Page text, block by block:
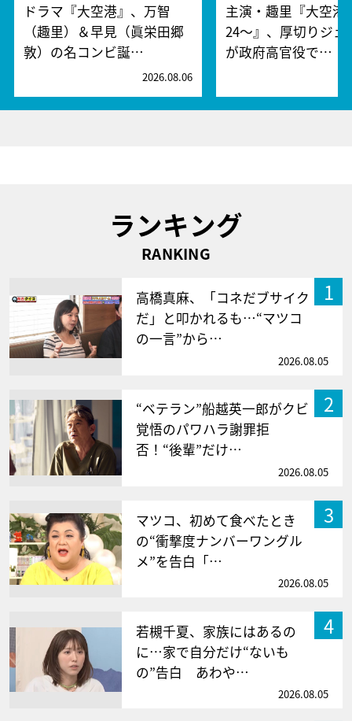
ドラマ『大空港』、万智
（趣里）＆早見（眞栄田郷
敦）の名コンビ誕…
2026.08.06
主演・趣里『大空港
24～』、厚切りジェ
が政府高官役で…
ランキング
RANKING
1
高橋真麻、「コネだブサイク
だ」と叩かれるも…“マツコ
の一言”から…
2026.08.05
2
“ベテラン”船越英一郎がクビ
覚悟のパワハラ謝罪拒
否！“後輩”だけ…
2026.08.05
3
マツコ、初めて食べたとき
の“衝撃度ナンバーワングル
メ”を告白「…
2026.08.05
4
若槻千夏、家族にはあるの
に…家で自分だけ“ないも
の”告白 あわや…
2026.08.05